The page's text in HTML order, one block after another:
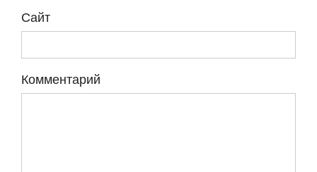
Сайт
Комментарий